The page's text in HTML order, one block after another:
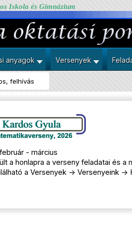
Iskola és Gimnázium
anyagok Versenyek
felhívás
- március
a honlapra a verseny feladatai és a
a Versenyek -> Versenyeink -